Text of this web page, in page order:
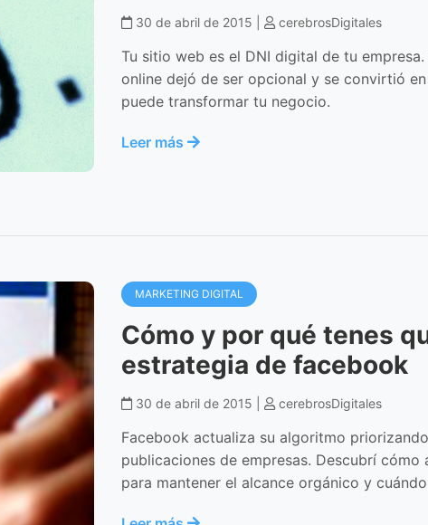
30 de abril de 2015 | cerebrosDigitales
Tu sitio web es el DNI digital de tu
online dejó de ser opcional y se convirtió
puede transformar tu negocio.
Leer más
MARKETING DIGITAL
Cómo y por qué tenes
estrategia de facebook
30 de abril de 2015 | cerebrosDigitales
Facebook actualiza su algoritmo
publicaciones de empresas. Descubrí
para mantener el alcance orgánico y